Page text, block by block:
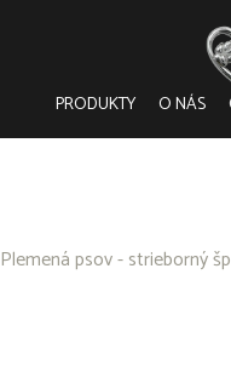
PRODUKTY O NÁS
Plemená psov - strieborný